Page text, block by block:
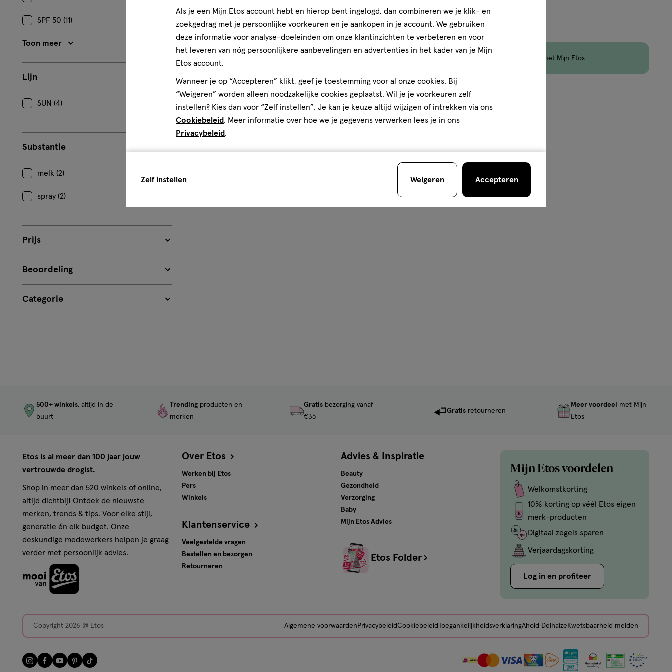
SPF 50 (11)
Toon meer
Lijn
SUN (4)
Substantie
melk (2)
spray (2)
Prijs
Beoordeling
Categorie
Stuurbericht
op Etos Merk met Mijn Etos
4van4
500+ winkels, altijd in de
buurt
Trending producten en
merken
Gratisbezorging vanaf
€35
Gratis retourneren
Meer voordeel
met Mijn
Etos
Etos is al meer dan 100 jaar jouw
vertrouwde drogist.
Shop in meer dan 520 winkels of online,
altijd dichtbij! Ontdek de nieuwste
merken, trends & tips. Voor elke stijl,
generatie én elk budget. Onze
deskundige medewerkers helpen je graag
verder met persoonlijk advies.
Over Etos
Werken bij Etos
Pers
Winkels
Klantenservice
Veelgestelde vragen
Bestellen en bezorgen
Retourneren
Advies & Inspiratie
Beauty
Gezondheid
Verzorging
Baby
Mijn Etos Advies
Etos Folder
Mijn Etos voordelen
Welkomstkorting
10% korting op véél Etos eigen
merk-producten
Digitaal zegels sparen
Verjaardagskorting
Log in en profiteer
Copyright 2026 @ Etos Algemene voorwaarden PrivacybeleidCookiebeleid ToegankelijkheidsverklaringAhold Delhaize Kwetsbaarheid melden
Als je een Mijn Etos account hebt en hierop bent ingelogd, dan combineren we je klik- en
zoekgedrag met je persoonlijke voorkeuren en je aankopen in je account. We gebruiken
deze informatie voor analyse-doeleinden om onze klantinzichten te verbeteren en voor
het leveren van nóg persoonlijkere aanbevelingen en advertenties in het kader van je Mijn
Etos account.
Wanneer je op “Accepteren” klikt, geef je toestemming voor al onze cookies. Bij
“Weigeren” worden alleen noodzakelijke cookies geplaatst. Wil je je voorkeuren zelf
instellen? Kies dan voor “Zelf instellen”. Je kan je keuze altijd wijzigen of intrekken via ons
Cookiebeleid. Meer informatie over hoe we je gegevens verwerken lees je in ons
Privacybeleid.
Zelf instellen Weigeren Accepteren